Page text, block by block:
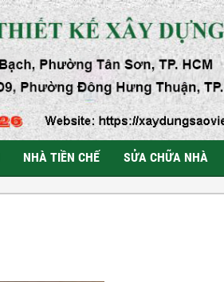
NHÀ TIỀN CHẾ SỬA CHỮA NHÀ